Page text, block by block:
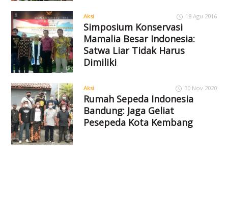
Aksi 18 Agu 2016
Simposium Konservasi
Mamalia Besar Indonesia:
Satwa Liar Tidak Harus
Dimiliki
Aksi 30 Nov 2020
Rumah Sepeda Indonesia
Bandung: Jaga Geliat
Pesepeda Kota Kembang